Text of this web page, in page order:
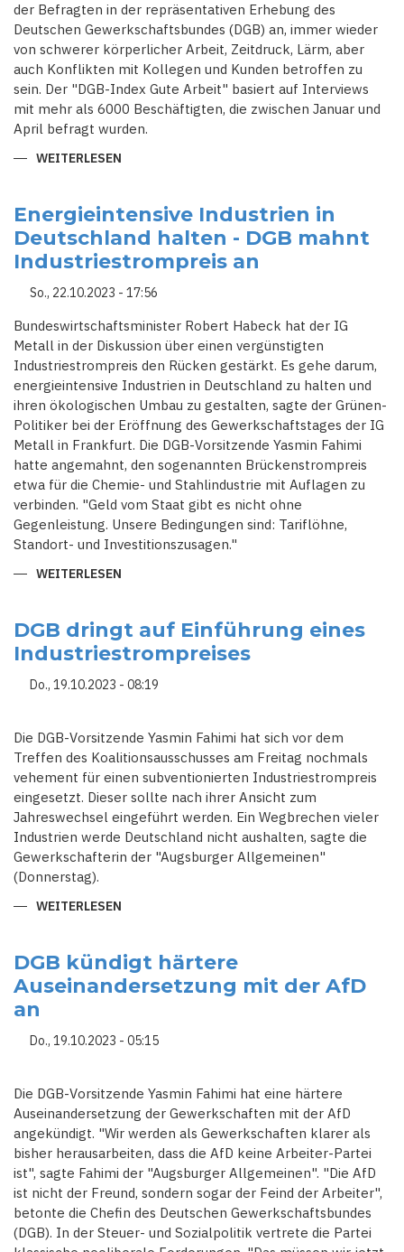
der Befragten in der repräsentativen Erhebung des
Deutschen Gewerkschaftsbundes (DGB) an, immer wieder
von schwerer körperlicher Arbeit, Zeitdruck, Lärm, aber
auch Konflikten mit Kollegen und Kunden betroffen zu
sein. Der "DGB-Index Gute Arbeit" basiert auf Interviews
mit mehr als 6000 Beschäftigten, die zwischen Januar und
April befragt wurden.
WEITERLESEN
KÖRPERLICHE
ARBEIT
IN
DEUTSCHLAND
WEIT
VERBREITET
Energieintensive Industrien in
Deutschland halten - DGB mahnt
Industriestrompreis an
So., 22.10.2023 - 17:56
Bundeswirtschaftsminister Robert Habeck hat der IG
Metall in der Diskussion über einen vergünstigten
Industriestrompreis den Rücken gestärkt. Es gehe darum,
energieintensive Industrien in Deutschland zu halten und
ihren ökologischen Umbau zu gestalten, sagte der Grünen-
Politiker bei der Eröffnung des Gewerkschaftstages der IG
Metall in Frankfurt. Die DGB-Vorsitzende Yasmin Fahimi
hatte angemahnt, den sogenannten Brückenstrompreis
etwa für die Chemie- und Stahlindustrie mit Auflagen zu
verbinden. "Geld vom Staat gibt es nicht ohne
Gegenleistung. Unsere Bedingungen sind: Tariflöhne,
Standort- und Investitionszusagen."
WEITERLESEN
DEUTSCHLAND
HALTEN
-
DGB
INDUSTRIESTROMPREIS
DGB dringt auf Einführung eines
Industriestrompreises
Do., 19.10.2023 - 08:19
Die DGB-Vorsitzende Yasmin Fahimi hat sich vor dem
Treffen des Koalitionsausschusses am Freitag nochmals
vehement für einen subventionierten Industriestrompreis
eingesetzt. Dieser sollte nach ihrer Ansicht zum
Jahreswechsel eingeführt werden. Ein Wegbrechen vieler
Industrien werde Deutschland nicht aushalten, sagte die
Gewerkschafterin der "Augsburger Allgemeinen"
(Donnerstag).
WEITERLESEN
EINFÜHRUNG
EINES
INDUSTRIESTROMPREISES
DGB kündigt härtere
Auseinandersetzung mit der AfD
an
Do., 19.10.2023 - 05:15
Die DGB-Vorsitzende Yasmin Fahimi hat eine härtere
Auseinandersetzung der Gewerkschaften mit der AfD
angekündigt. "Wir werden als Gewerkschaften klarer als
bisher herausarbeiten, dass die AfD keine Arbeiter-Partei
ist", sagte Fahimi der "Augsburger Allgemeinen". "Die AfD
ist nicht der Freund, sondern sogar der Feind der Arbeiter",
betonte die Chefin des Deutschen Gewerkschaftsbundes
(DGB). In der Steuer- und Sozialpolitik vertrete die Partei